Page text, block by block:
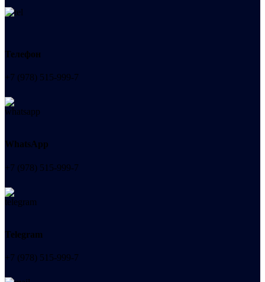
Телефон
+7 (978) 515-999-7
WhatsApp
+7 (978) 515-999-7
Telegram
+7 (978) 515-999-7